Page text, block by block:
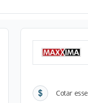
Cotar